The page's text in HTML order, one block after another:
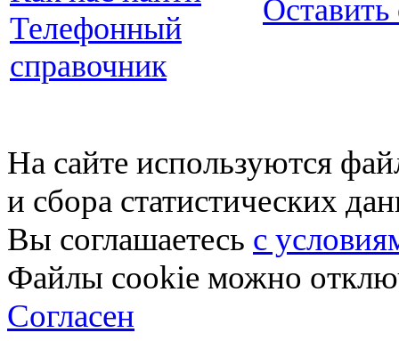
Телефонный
справочник
Оставить
На сайте используются
и сбора статистических
Вы соглашаетесь с
Файлы cookie можно
Согласен